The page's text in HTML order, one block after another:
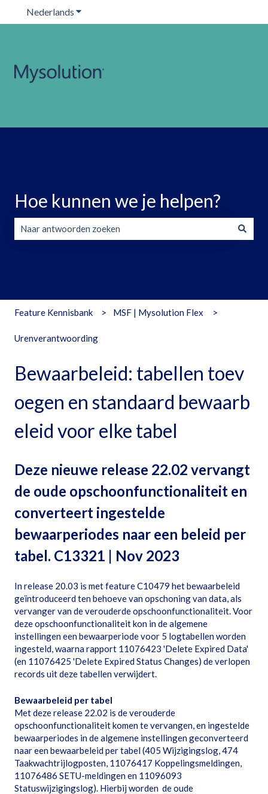
Nederlands Submenu tonen voor vertalingen
Hoe kunnen we je helpen?
Feature Kennisbank MSF | Mysolution Flex
Urenverantwoording
Bewaarbeleid: tabellen toev
oegen en standaard bewaarb
eleid voor elke tabel
Deze nieuwe release 22.02 vervangt
de oude opschoonfunctionaliteit en
converteert ingestelde
bewaarperiodes naar een beleid per
tabel. C13321 | Nov 2023
In release 20.03 is met feature C10479 het bewaarbeleid
geïntroduceerd ten behoeve van opschoning van data, als
vervanger van de verouderde opschoonfunctionaliteit. Voor
deze opschoonfunctionaliteit kon in de algemene
instellingen een bewaarperiode voor 5 logtabellen worden
ingesteld, waarna rapport 11076423 'Delete Expired Data'
(en 11076425 'Delete Expired Status Changes) de verlopen
records uit deze tabellen verwijdert.
Bewaarbeleid per tabel
Met deze release 22.02 is de verouderde
opschoonfunctionaliteit komen te vervangen, en ingestelde
bewaarperiodes in de algemene instellingen geconverteerd
naar een bewaarbeleid per tabel (405 Wijzigingslog, 474
Taakwachtrijlogposten, 11076417 Koppelingsmeldingen,
11076486 SETU-meldingen en 11096093
Statuswijzigingslog). Hierbij worden de oude